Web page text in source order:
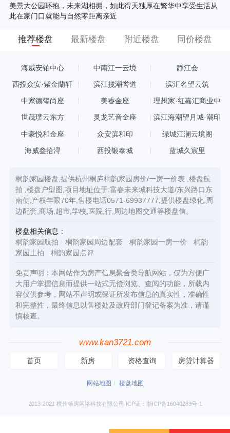
美景大公园环抱，未来湖相拥，如此得天独厚在繁华中享受生活从
此在家门口就能与自然零距离亲近
推荐楼盘 最新楼盘 附近楼盘 同价楼盘
海威安铂中心 中南江一云境 静江会
西投众安·紫金蘭轩 滨江揽潮誉道 滨汇名望云筑
中家德玺尚座 美睿金座
理想家·红嘉汇商业中
世茂璞云东方 灵龙艺音金座 滨江海潮望月城·潮印
中豪悦和金座 众安滨和印 绿城江澜云境阁
海威叁拾浔 西投银泰城 蓝城久宸里
桐韵家园楼盘,提供杭州桐庐桐韵家园房价/一房一价表 ,楼盘航
拍 ,楼盘户型图,项目地址位于:富春未来城科技大道/东兴路口东
南侧,产权年限70年,售楼电话0571-69937777,提供楼盘绿化,周
边配套,商场,超市,学校,医院,行,周边地图交通等楼盘信。
楼盘相关信息：
桐韵家园航拍
桐韵家园周边配套 桐韵家园一房一价
桐韵
家园土拍
桐韵家园点评
免责声明：本网站作为房产信息聚合类导航网站，仅为方便广
大用户掌握信息而提供一站式无偿浏览、查阅的功能，所载内
容仅供参考，网站不声明或保证所发布信息的真实性，准确性
和完整性，最终信息以售楼处及政府部门登记备案为准，请谨
慎核查。
www.kan3721.com
首页 新房 资格查询 房贷计算器
网站地图 楼盘地图
2013-2021 杭州畅房网络科技有限公司 ICP证：浙ICP备16040283号-1